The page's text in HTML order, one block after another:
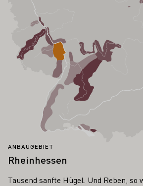
ANBAUGEBIET
Rheinhessen
Tausend sanfte Hügel. Und Reben, so